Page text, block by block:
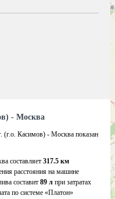
- Москва
(г.о. Касимов) - Москва показан
составляет 317.5 км
расстояния на машине
составит 89 л при затратах
по системе «Платон»